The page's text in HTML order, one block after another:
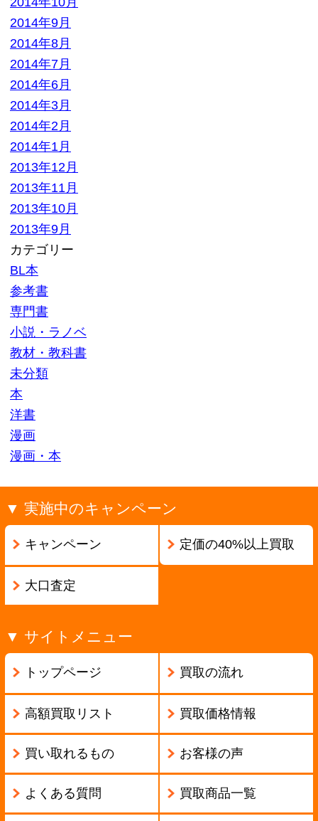
▼ 実施中のキャンペーン
キャンペーン
大口査定
▼ サイトメニュー
トップページ
高額買取リスト
買い取れるもの
よくある質問
選ばれる10の理由
お問い合わせ
特定商取引法記載
利用規約
モバイル